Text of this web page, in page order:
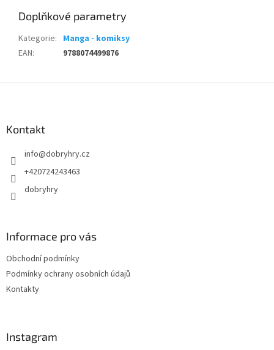
Doplňkové parametry
Kategorie: Manga - komiksy
EAN: 9788074499876
Kontakt
info@dobryhry.cz
+420724243463
dobryhry
Informace pro vás
Obchodní podmínky
Podmínky ochrany osobních údajů
Kontakty
Instagram